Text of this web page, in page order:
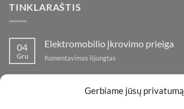
Gerbiame jūsų privatumą
TINKLARAŠTIS
04
Gru
Elektromobilio įkrovimo prieiga
Komentavimas išjungtas
prieiga
įraše